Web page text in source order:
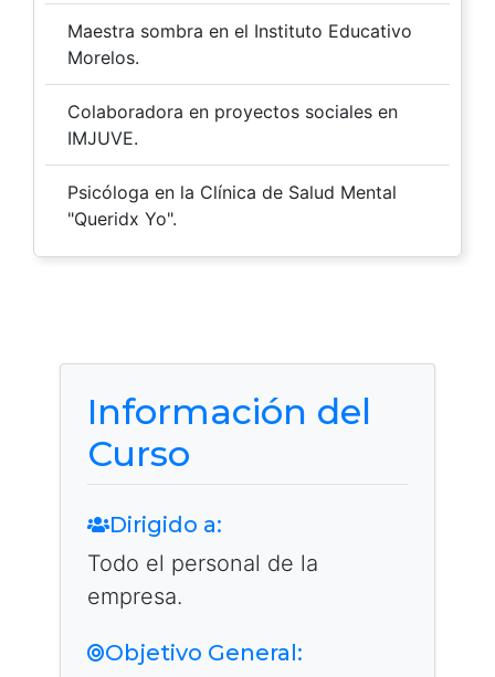
Maestra sombra en el Instituto Educativo
Morelos.
Colaboradora en proyectos sociales en
IMJUVE.
Psicóloga en la Clínica de Salud Mental
"Queridx Yo".
Información del
Curso
Dirigido a:
Todo el personal de la
empresa.
Objetivo General: